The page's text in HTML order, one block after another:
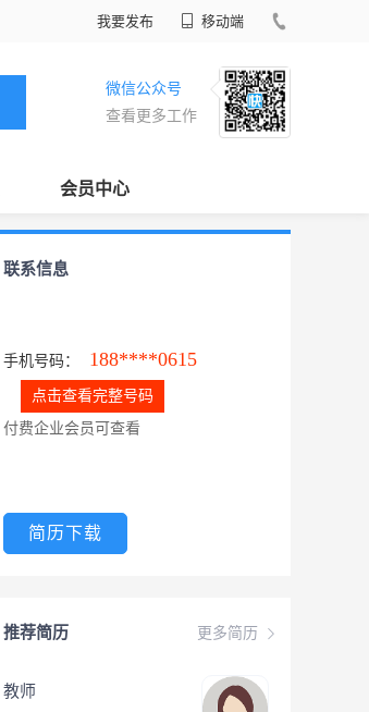
我要发布 移动端
微信公众号
查看更多工作
会员中心
联系信息
手机号码： 188****0615
点击查看完整号码
付费企业会员可查看
简历下载
更多简历
推荐简历
教师